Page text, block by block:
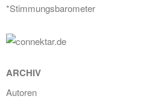
*Stimmungsbarometer
ARCHIV
Autoren